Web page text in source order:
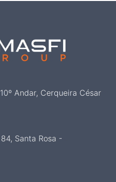
Andar, Cerqueira César
Santa Rosa -